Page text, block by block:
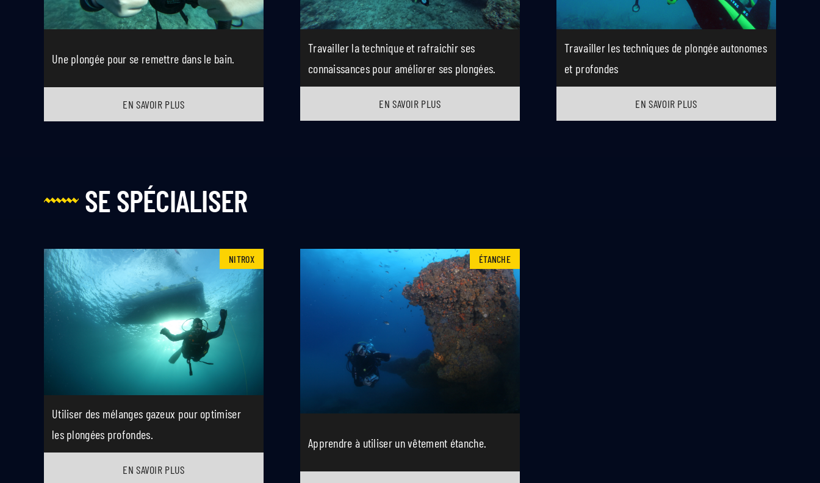
SE SPÉCIALISER
NITROX
Utiliser des mélanges gazeux pour optimiser
les plongées profondes.
EN SAVOIR PLUS
ÉTANCHE
Apprendre à utiliser un vêtement étanche.
Une plongée pour se remettre dans le bain.
EN SAVOIR PLUS
Travailler la technique et rafraichir ses
connaissances pour améliorer ses plongées.
EN SAVOIR PLUS
Travailler les techniques de plongée autonomes
et profondes
EN SAVOIR PLUS